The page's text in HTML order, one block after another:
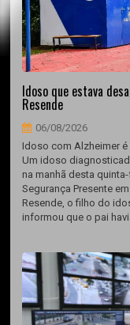
Idoso que estava
Resende
06/08/2026
Idoso com Alzheimer
Um idoso
na manhã desta
Segurança Presente
Resende, o filho do
informou que o pai